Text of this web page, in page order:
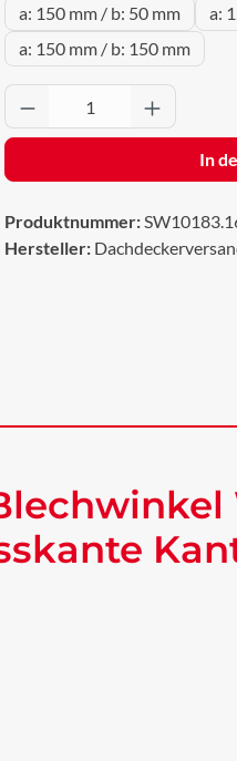
a: 150 mm / b: 50 mm
a:
a: 150 mm / b: 150 mm
Produkt Anzahl:
In
Produktnummer:
Hersteller: